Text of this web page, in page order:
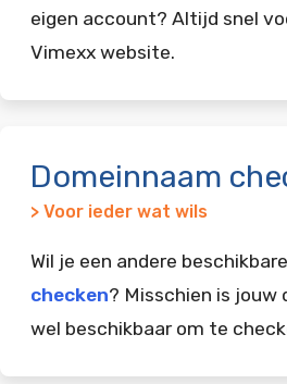
eigen account? Altijd snel
Vimexx website.
Domeinnaam
> Voor ieder wat wils
Wil je een andere beschikbare
checken? Misschien is jouw
wel beschikbaar om te